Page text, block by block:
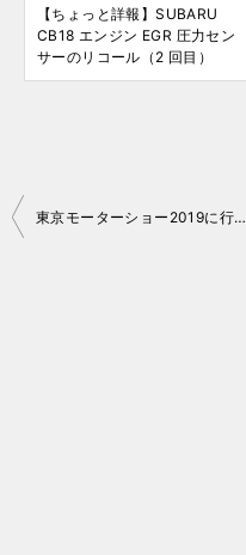
【ちょっと詳報】SUBARU
CB18 エンジン EGR 圧力セン
サーのリコール（2 回目）
投
東京モーターショー2019に行ってきました